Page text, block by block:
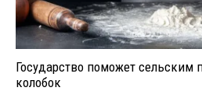
Государство поможет сельским
колобок